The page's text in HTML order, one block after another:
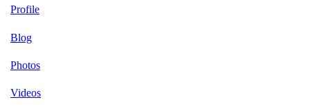
Profile
Blog
Photos
Videos